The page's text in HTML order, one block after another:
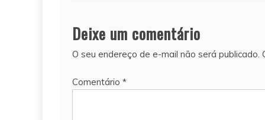
Post
Deixe um comentário
O seu endereço de e-mail não será publicado.
Comentário *